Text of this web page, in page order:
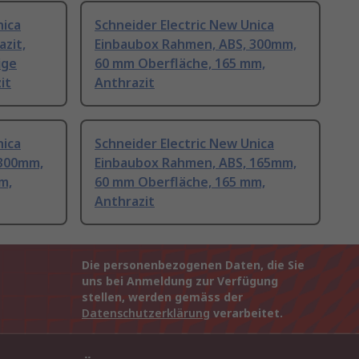
Schneider Electric New Unica
Einbaubox Rahmen, ABS, 300mm,
60 mm Oberfläche, 165 mm,
Anthrazit
Schneider Electric New Unica
Einbaubox Rahmen, ABS, 165mm,
60 mm Oberfläche, 165 mm,
Anthrazit
Die personenbezogenen Daten, die Sie
uns bei Anmeldung zur Verfügung
stellen, werden gemäss der
Datenschutzerklärung verarbeitet.